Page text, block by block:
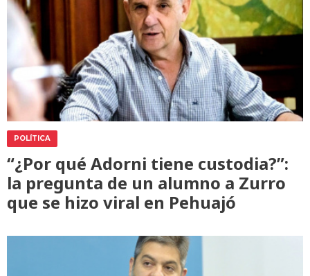
POLÍTICA
“¿Por qué Adorni tiene custodia?”:
la pregunta de un alumno a Zurro
que se hizo viral en Pehuajó